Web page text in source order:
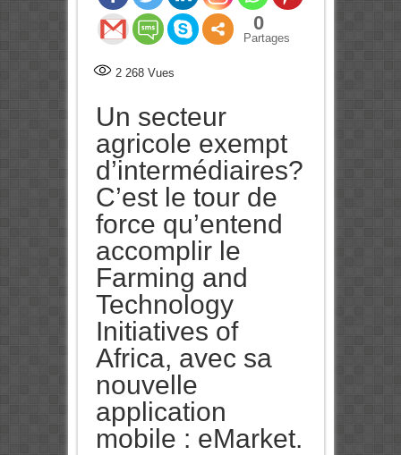
0
Partages
2 268Vues
Un secteur
agricole exempt
d’intermédiaires?
C’est le tour de
force qu’entend
accomplir le
Farming and
Technology
Initiatives of
Africa, avec sa
nouvelle
application
mobile : eMarket.